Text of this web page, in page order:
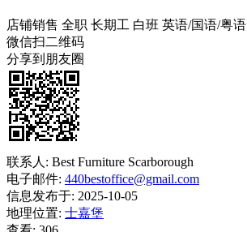
店铺销售 全职 长期工 白班 英语/国语/粤语
微信扫二维码
分享到朋友圈
联系人: Best Furniture Scarborough
电子邮件: 440bestoffice@gmail.com
信息发布于: 2025-10-05
地理位置: 士嘉堡